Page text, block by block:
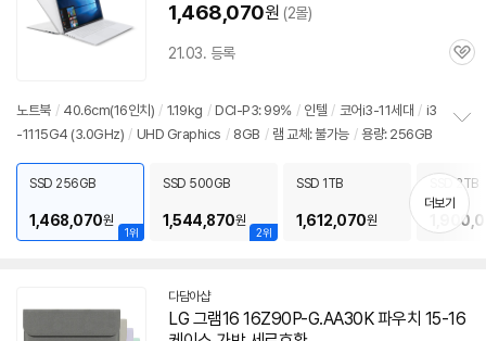
1,468,070원 (2몰)
21.03. 등록
관
노트북 / 40.6cm(16인치) / 1.19kg / DCI-P3: 99% / 인텔 / 코어i3-11세대 / i3
-1115G4 (3.0GHz) / UHD Graphics / 8GB / 램 교체: 불가능 / 용량: 256GB
펼
치
기
1위
SSD 256GB
1,468,070원
2위
SSD 500GB
1,544,870원
SSD 1TB
1,612,070원
SSD 2TB
더보기
다담아샵네
이
LG 그램16 16Z90P-G.AA30K파우치 15-16